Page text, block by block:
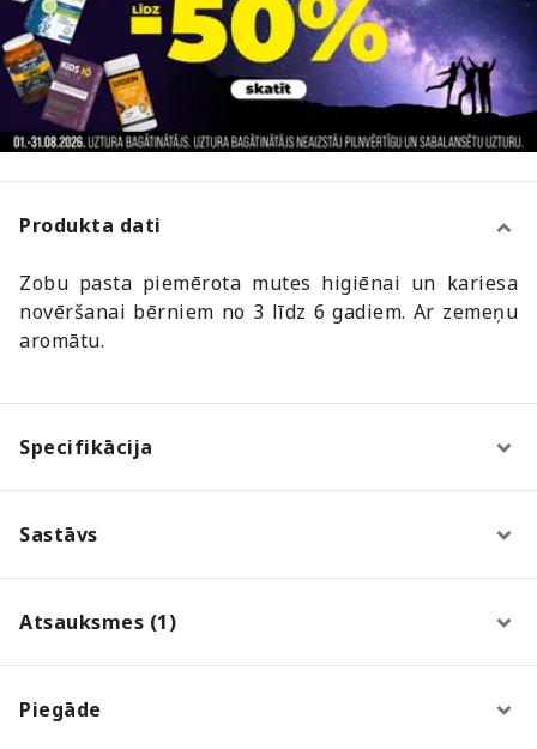
Produkta dati
Zobu pasta piemērota mutes higiēnai un kariesa
novēršanai bērniem no 3 līdz 6 gadiem. Ar zemeņu
aromātu.
Specifikācija
Sastāvs
Atsauksmes (1)
Piegāde